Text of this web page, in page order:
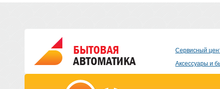
Сервисный
Аксессуары и